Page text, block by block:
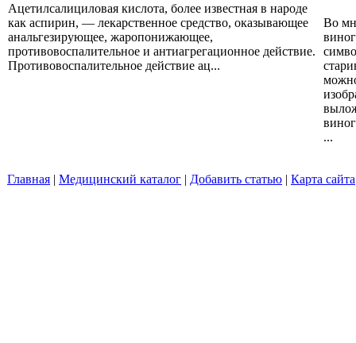
Ацетилсалициловая кислота, более известная в народе
как аспирин, — лекарственное средство, оказывающее
анальгезирующее, жаропонижающее,
противовоспалительное и антиагрегационное действие.
Противовоспалительное действие ац...
Во
...
Главная | Медицинский каталог | Добавить статью | Карта сайта